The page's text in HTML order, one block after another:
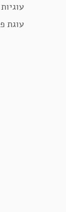
עוגת